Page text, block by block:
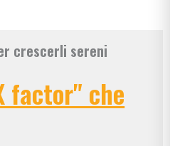
crescerli sereni
factor" che